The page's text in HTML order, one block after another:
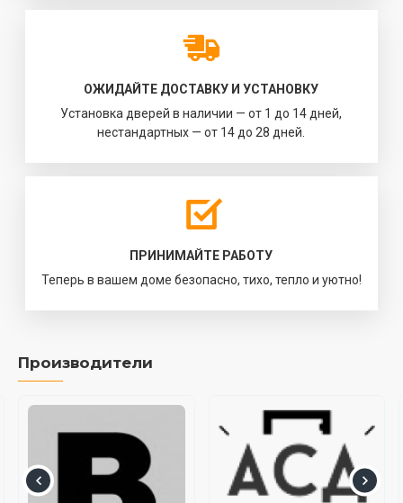
ОЖИДАЙТЕ ДОСТАВКУ И УСТАНОВКУ
Установка дверей в наличии — от 1 до 14 дней,
нестандартных — от 14 до 28 дней.
ПРИНИМАЙТЕ РАБОТУ
Теперь в вашем доме безопасно, тихо, тепло и уютно!
Производители